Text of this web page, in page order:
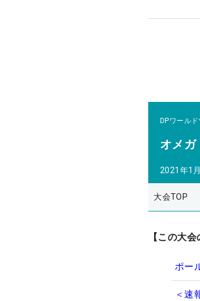
DPワールド
オメガ
2021年1
大会TOP
【この大会
ポー
＜速